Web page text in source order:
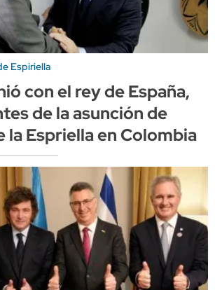
Espiriella
con el rey de España,
de la asunción de
la Espriella en Colombia